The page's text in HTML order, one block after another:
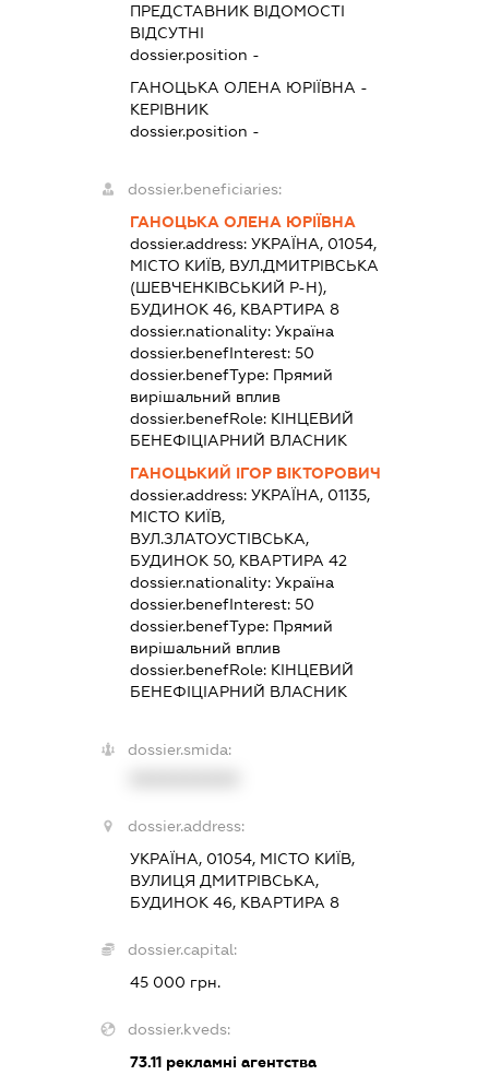
ПРЕДСТАВНИКВІДОМОСТІ
ВІДСУТНІ
dossier.position -
ГАНОЦЬКА ОЛЕНА ЮРІЇВНА -
КЕРІВНИК
dossier.position -
dossier.beneficiaries:
ГАНОЦЬКА ОЛЕНА ЮРІЇВНА
dossier.address: УКРАЇНА, 01054,
МІСТО КИЇВ, ВУЛ.ДМИТРІВСЬКА
(ШЕВЧЕНКІВСЬКИЙ Р-Н),
БУДИНОК 46, КВАРТИРА 8
dossier.nationality: Україна
dossier.benefInterest: 50
dossier.benefType: Прямий
вирішальний вплив
dossier.benefRole: КІНЦЕВИЙ
БЕНЕФІЦІАРНИЙ ВЛАСНИК
ГАНОЦЬКИЙ ІГОР ВІКТОРОВИЧ
dossier.address: УКРАЇНА, 01135,
МІСТО КИЇВ,
ВУЛ.ЗЛАТОУСТІВСЬКА,
БУДИНОК 50, КВАРТИРА 42
dossier.nationality: Україна
dossier.benefInterest: 50
dossier.benefType: Прямий
вирішальний вплив
dossier.benefRole: КІНЦЕВИЙ
БЕНЕФІЦІАРНИЙ ВЛАСНИК
dossier.smida:
dossier.address:
УКРАЇНА, 01054, МІСТО КИЇВ,
ВУЛИЦЯ ДМИТРІВСЬКА,
БУДИНОК 46, КВАРТИРА 8
dossier.capital:
45 000 грн.
dossier.kveds:
73.11рекламні агентства